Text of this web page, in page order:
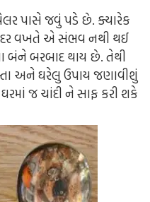
પાસે જવું પડે છે. ક્યારેક
દર વખતે એ સંભવ નથી થઈ
બરબાદ થાય છે. તેથી
અને ઘરેલુ ઉપાય જણાવીશું
જ ચાંદી ને સાફ કરી શકે